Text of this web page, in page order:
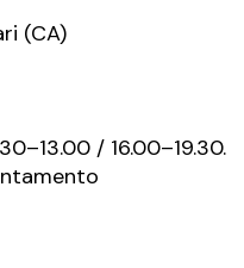
(CA)
/ 16.00–19.30.